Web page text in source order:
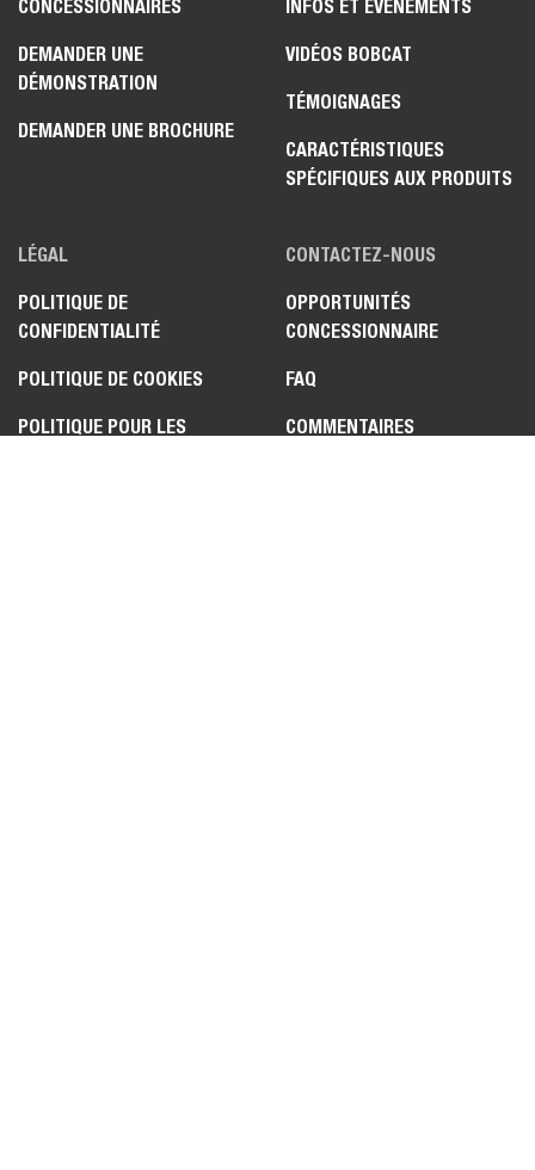
CONCESSIONNAIRES
DEMANDER UNE
DÉMONSTRATION
DEMANDER UNE BROCHURE
INFOS ET ÉVÉNEMENTS
VIDÉOS BOBCAT
TÉMOIGNAGES
CARACTÉRISTIQUES
SPÉCIFIQUES AUX PRODUITS
LÉGAL
POLITIQUE DE
CONFIDENTIALITÉ
POLITIQUE DE COOKIES
POLITIQUE POUR LES
CONTACTEZ-NOUS
OPPORTUNITÉS
CONCESSIONNAIRE
FAQ
COMMENTAIRES